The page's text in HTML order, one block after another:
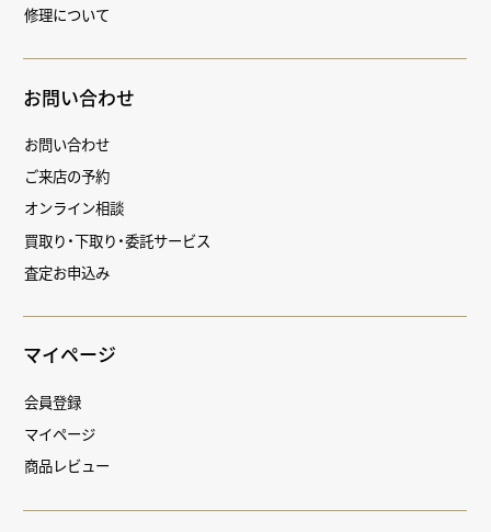
修理について
お問い合わせ
お問い合わせ
ご来店の予約
オンライン相談
買取り・下取り・委託サービス
査定お申込み
マイページ
会員登録
マイページ
商品レビュー